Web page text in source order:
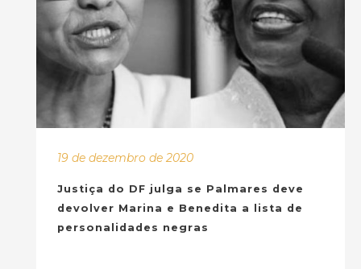
19 de dezembro de 2020
Justiça do DF julga se Palmares deve
devolver Marina e Benedita a lista de
personalidades negras